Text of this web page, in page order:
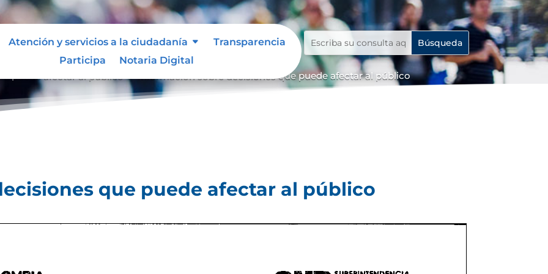
Atención y servicios a la ciudadanía
Transparencia
Participa
Notaria Digital
puede afectar al público Información sobre decisiones que puede afectar al público
que puede afectar al público